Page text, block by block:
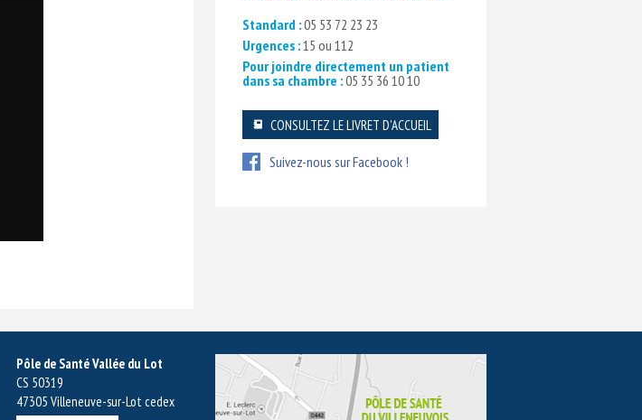
Standard :05 53 72 23 23
Urgences :15 ou 112
Pour joindre directement un patient
dans sa chambre :05 35 36 10 10
CONSULTEZ LE LIVRET D'ACCUEIL
Suivez-nous sur Facebook !
Pôle de Santé Vallée du Lot
CS 50319
47305 Villeneuve-sur-Lot cedex